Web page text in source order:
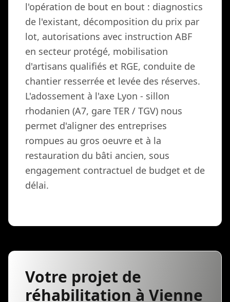
l'opération de bout en bout : diagnostics
de l'existant, décomposition du prix par
lot, autorisations avec instruction ABF
en secteur protégé, mobilisation
d'artisans qualifiés et RGE, conduite de
chantier resserrée et levée des réserves.
L'adossement à l'axe Lyon - sillon
rhodanien (A7, gare TER / TGV) nous
permet d'aligner des entreprises
rompues au gros oeuvre et à la
restauration du bâti ancien, sous
engagement contractuel de budget et de
délai.
Votre projet de
réhabilitation à Vienne